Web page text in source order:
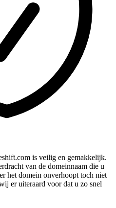
is veilig en gemakkelijk.
van de domeinnaam die u
het domein onverhoopt toch niet
er uiteraard voor dat u zo snel